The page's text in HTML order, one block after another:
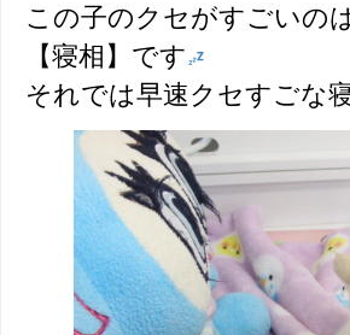
この子のクセがすごいの
【寝相】です
それでは早速クセすごな